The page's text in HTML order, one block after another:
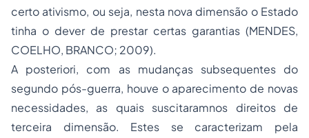
certo ativismo, ou seja, nesta nova dimensão o Estado
tinha o dever de prestar certas garantias (MENDES,
COELHO, BRANCO; 2009).
A posteriori, com as mudanças subsequentes do
segundo pós-guerra, houve o aparecimento de novas
necessidades, as quais suscitaramnos direitos de
terceira dimensão. Estes se caracterizam pela